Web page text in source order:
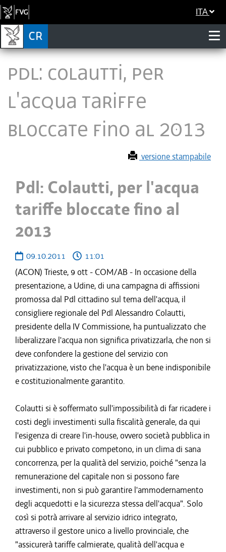
ITA
Pdl: Colautti, per
l'acqua tariffe
bloccate fino al 2013
versione stampabile
Pdl: Colautti, per l'acqua
tariffe bloccate fino al
2013
09.10.2011
11:01
(ACON) Trieste, 9 ott - COM/AB - In occasione della
presentazione, a Udine, di una campagna di affissioni
promossa dal Pdl cittadino sul tema dell'acqua, il
consigliere regionale del Pdl Alessandro Colautti,
presidente della IV Commissione, ha puntualizzato che
liberalizzare l'acqua non significa privatizzarla, che non si
deve confondere la gestione del servizio con
privatizzazione, visto che l'acqua è un bene indisponibile
e costituzionalmente garantito.
Colautti si è soffermato sull'impossibilità di far ricadere i
costi degli investimenti sulla fiscalità generale, da qui
l'esigenza di creare l'in-house, ovvero società pubblica in
cui pubblico e privato competono, in un clima di sana
concorrenza, per la qualità del servizio, poiché "senza la
remunerazione del capitale non si possono fare
investimenti, non si può garantire l'ammodernamento
degli acquedotti e la sicurezza stessa dell'acqua". Solo
così si potrà arrivare al servizio idrico integrato,
attraverso il gestore unico a livello provinciale, che
"assicurerà tariffe calmierate, qualità dell'acqua e